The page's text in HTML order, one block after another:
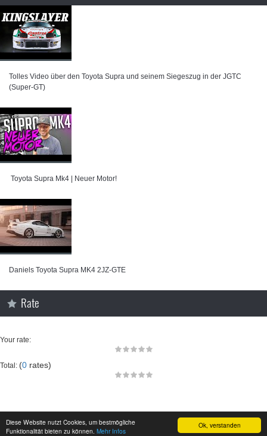
Ok, verstanden
Diese Website nutzt Cookies, um bestmögliche
Funktionalität bieten zu können. Mehr Infos
Tolles Video über den Toyota Supra und seinem Siegeszug in der JGTC
(Super-GT)
⁣ Toyota Supra Mk4 | Neuer Motor!
⁣Daniels Toyota Supra MK4 2JZ-GTE
Rate
Your rate:
Total: (0 rates)